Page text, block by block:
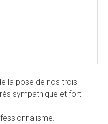
la pose de nos trois
sympathique et fort